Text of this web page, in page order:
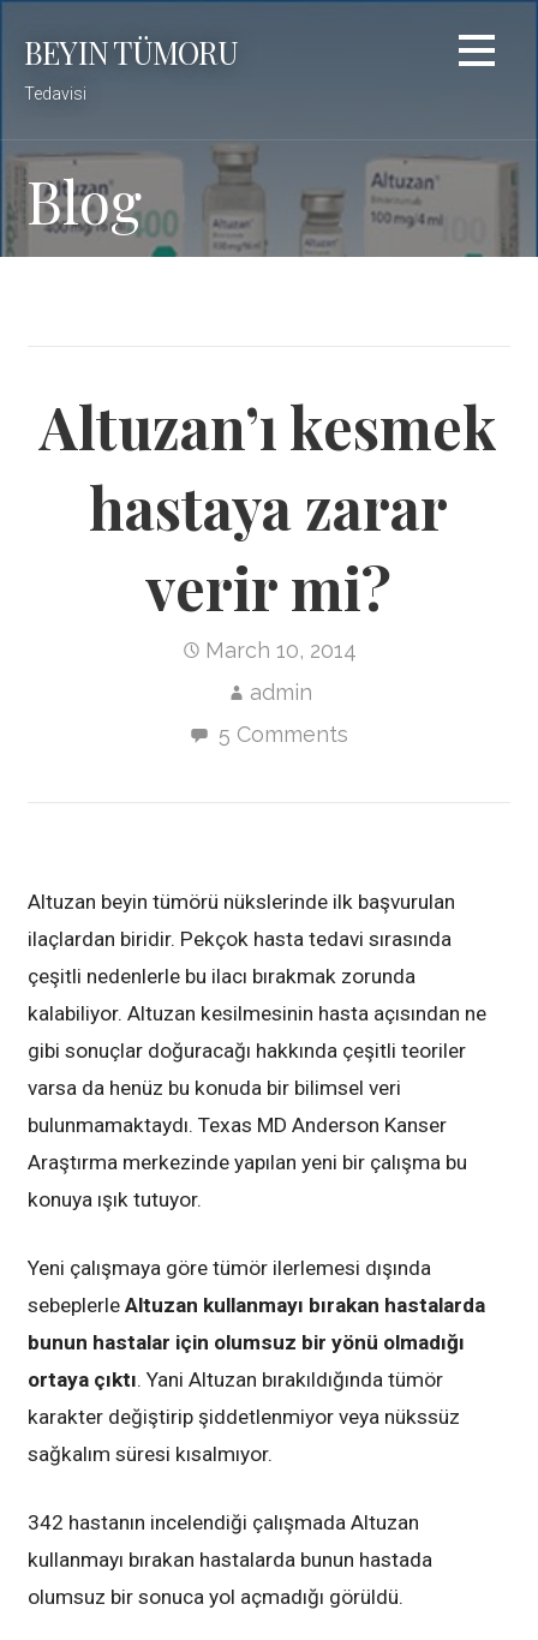
BEYIN TÜMORU
Tedavisi
Blog
Altuzan’ı kesmek
hastaya zarar
verir mi?
March 10, 2014
admin
5 Comments
Altuzan beyin tümörü nükslerinde ilk başvurulan
ilaçlardan biridir. Pekçok hasta tedavi sırasında
çeşitli nedenlerle bu ilacı bırakmak zorunda
kalabiliyor. Altuzan kesilmesinin hasta açısından ne
gibi sonuçlar doğuracağı hakkında çeşitli teoriler
varsa da henüz bu konuda bir bilimsel veri
bulunmamaktaydı. Texas MD Anderson Kanser
Araştırma merkezinde yapılan yeni bir çalışma bu
konuya ışık tutuyor.
Yeni çalışmaya göre tümör ilerlemesi dışında
sebeplerleAltuzan kullanmayı bırakan hastalarda
bunun hastalar için olumsuz bir yönü olmadığı
ortaya çıktı. Yani Altuzan bırakıldığında tümör
karakter değiştirip şiddetlenmiyor veya nükssüz
sağkalım süresi kısalmıyor.
342 hastanın incelendiği çalışmada Altuzan
kullanmayı bırakan hastalarda bunun hastada
olumsuz bir sonuca yol açmadığı görüldü.